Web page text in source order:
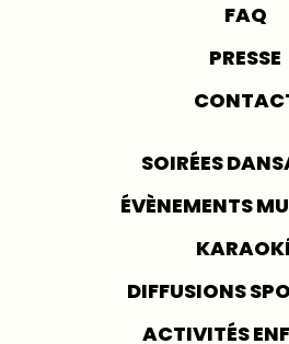
FAQ
PRESSE
SOIRÉES
ÉVÈNEMENTS
DIFFUSIONS
ACTIVITÉS